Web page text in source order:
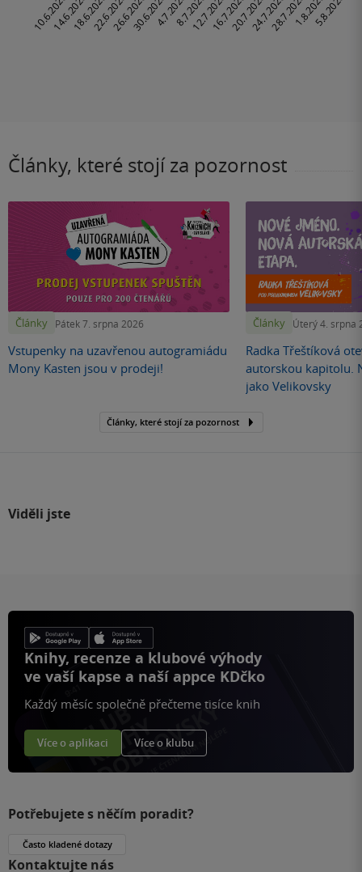
Články, které stojí za pozornost
Články Pátek 7. srpna 2026
Vstupenky na uzavřenou autogramiádu
Mony Kasten jsou v prodeji!
Články Úterý 4. srpna
Radka Třeštíková
autorskou kapitolu.
jako Velikovsky
Články, které stojí za pozornost
Viděli jste
Knihy, recenze a klubové výhody
ve vaší kapse a naší appce KDčko
Každý měsíc společně přečteme tisíce knih
Více o aplikaci Více o klubu
Potřebujete s něčím poradit?
Často kladené dotazy
Kontaktujte nás